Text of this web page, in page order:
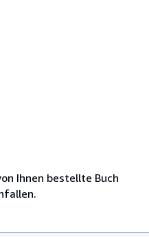
Ihnen bestellte Buch